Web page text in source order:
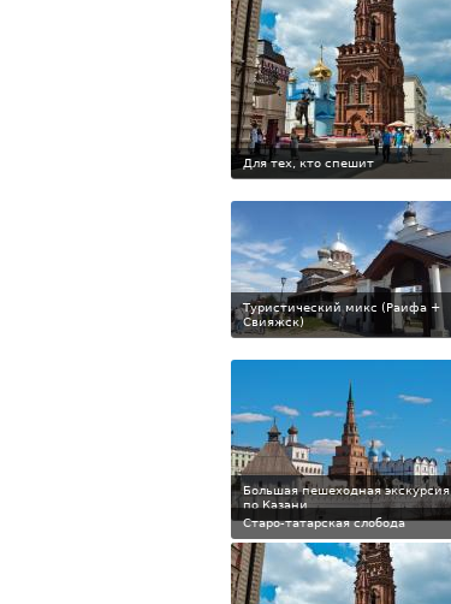
Для тех, кто спешит
Туристический микс (Раифа +
Свияжск)
Большая пешеходная экскурсия
по Казани
Старо-татарская слобода